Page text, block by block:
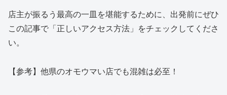
店主が振るう最高の一皿を堪能するために、出発前にぜひ
この記事で「正しいアクセス方法」をチェックしてくださ
い。
【参考】他県のオモウマい店でも混雑は必至！